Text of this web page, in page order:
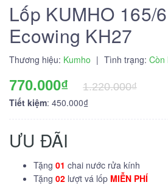
Lốp KUMHO 165/
Ecowing KH27
Thương hiệu: Kumho | Tình trạng: Còn
770.000₫
1.220.000₫
Tiết kiệm: 450.000₫
ƯU ĐÃI
Tặng 01 chai nước rửa kính
Tặng 02 lượt vá lốp MIỄN PHÍ